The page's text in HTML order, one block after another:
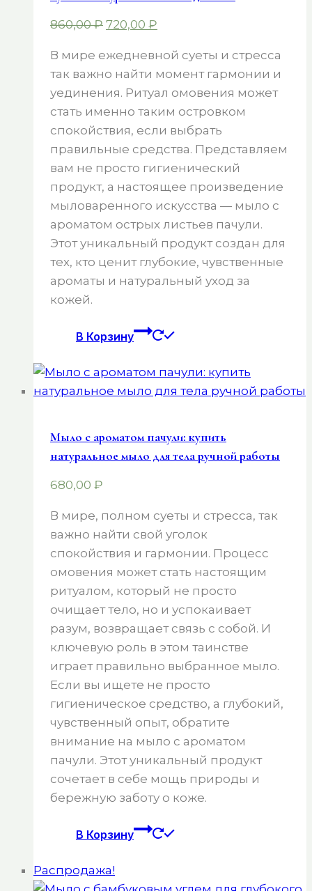
860,00₽ Первоначальная
составляла
860,00 ₽.
720,00 ₽
720,00 ₽.
В мире ежедневной суеты и стресса
так важно найти момент гармонии и
уединения. Ритуал омовения может
стать именно таким островком
спокойствия, если выбрать
правильные средства. Представляем
вам не просто гигиенический
продукт, а настоящее произведение
мыловаренного искусства — мыло с
ароматом острых листьев пачули.
Этот уникальный продукт создан для
тех, кто ценит глубокие, чувственные
ароматы и натуральный уход за
кожей.
В Корзину
Мыло с ароматом пачули: купить
натуральное мыло для тела ручной работы
680,00 ₽
В мире, полном суеты и стресса, так
важно найти свой уголок
спокойствия и гармонии. Процесс
омовения может стать настоящим
ритуалом, который не просто
очищает тело, но и успокаивает
разум, возвращает связь с собой. И
ключевую роль в этом таинстве
играет правильно выбранное мыло.
Если вы ищете не просто
гигиеническое средство, а глубокий,
чувственный опыт, обратите
внимание на мыло с ароматом
пачули. Этот уникальный продукт
сочетает в себе мощь природы и
бережную заботу о коже.
В Корзину
Распродажа!